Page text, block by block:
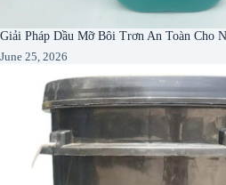
Giải Pháp Dầu Mỡ Bôi Trơn An Toàn Cho
June 25, 2026